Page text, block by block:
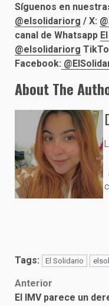
Síguenos en
@elsolidariorg / X:
canal de Whatsapp
@elsolidariorg
Facebook:
About The
Tags: El Solidario
Post
Anterior
El IMV parece un